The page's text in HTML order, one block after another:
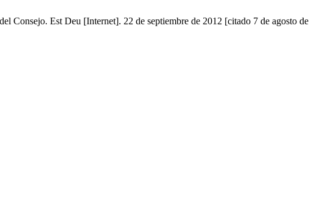
Consejo. Est Deu [Internet]. 22 de septiembre de 2012 [citado 7 de agosto de